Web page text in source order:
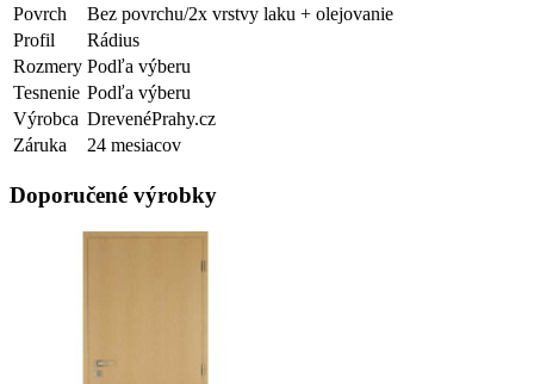
Povrch
Bez povrchu/2x vrstvy laku + olejovanie
Profil
Rádius
Rozmery Podľa výberu
Tesnenie Podľa výberu
Výrobca DrevenéPrahy.cz
Záruka
24 mesiacov
Doporučené výrobky